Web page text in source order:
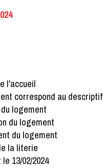
l'accueil
correspond au descriptif
logement
du logement
du logement
la literie
13/02/2024